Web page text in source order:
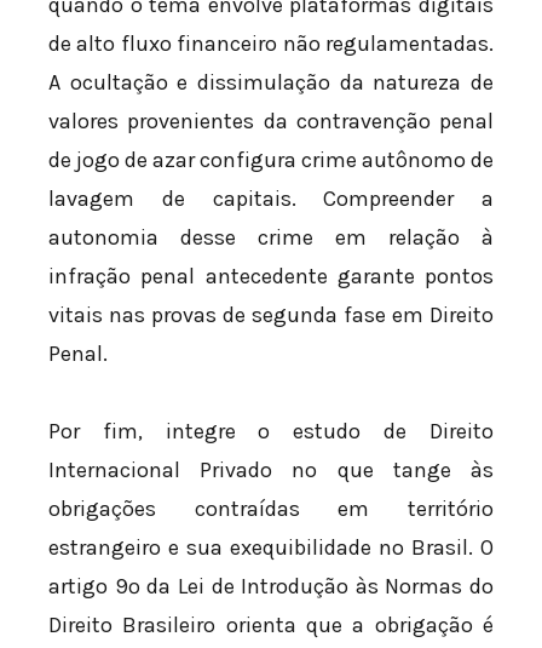
de alto fluxo financeiro não regulamentadas.
A ocultação e dissimulação da natureza de
valores provenientes da contravenção penal
de jogo de azar configura crime autônomo de
lavagem de capitais. Compreender a
autonomia desse crime em relação à
infração penal antecedente garante pontos
vitais nas provas de segunda fase em Direito
Penal.
Por fim, integre o estudo de Direito
Internacional Privado no que tange às
obrigações contraídas em território
estrangeiro e sua exequibilidade no Brasil. O
artigo 9º da Lei de Introdução às Normas do
Direito Brasileiro orienta que a obrigação é